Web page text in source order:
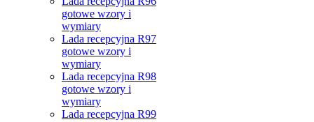
gotowe wzory i
wymiary
Lada recepcyjna R97
gotowe wzory i
wymiary
Lada recepcyjna R98
gotowe wzory i
wymiary
Lada recepcyjna R99